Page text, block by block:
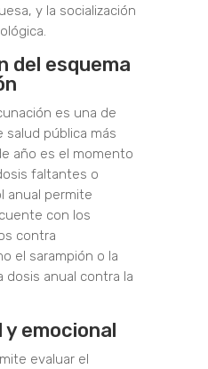
y la socialización
del esquema
es una de
salud pública más
año es el momento
faltantes o
anual permite
con los
contra
el sarampión o la
dosis anual contra la
emocional
evaluar el